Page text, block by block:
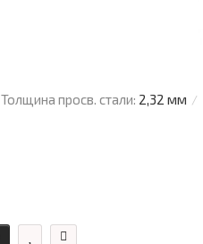
Толщина просв. стали: 2,32 мм